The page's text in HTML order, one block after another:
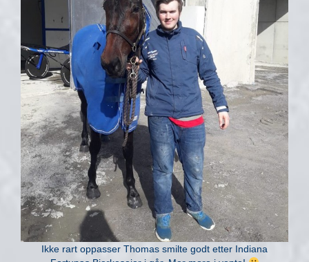
Ikke rart oppasser Thomas smilte godt etter Indiana